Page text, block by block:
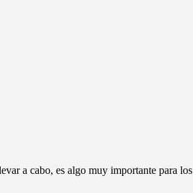
a cabo, es algo muy importante para